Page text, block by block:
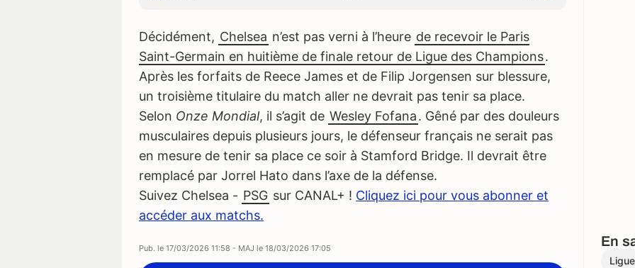
Décidément, Chelsea n’est pas verni à l’heure de recevoir le Paris
Saint-Germain en huitième de finale retour de Ligue des Champions.
Après les forfaits de Reece James et de Filip Jorgensen sur blessure,
un troisième titulaire du match aller ne devrait pas tenir sa place.
Selon Onze Mondial, il s’agit de Wesley Fofana. Gêné par des douleurs
musculaires depuis plusieurs jours, le défenseur français ne serait pas
en mesure de tenir sa place ce soir à Stamford Bridge. Il devrait être
remplacé par Jorrel Hato dans l’axe de la défense.
Suivez Chelsea - PSG sur CANAL+ ! Cliquez ici pour vous abonner et
accéder aux matchs.
Pub. le 17/03/2026 11:58 - MAJ le 18/03/2026 17:05 En